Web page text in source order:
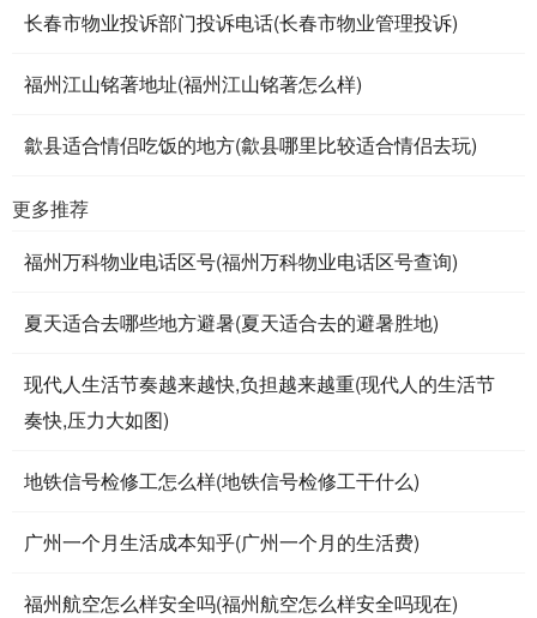
长春市物业投诉部门投诉电话(长春市物业管理投诉)
福州江山铭著地址(福州江山铭著怎么样)
歙县适合情侣吃饭的地方(歙县哪里比较适合情侣去玩)
更多推荐
福州万科物业电话区号(福州万科物业电话区号查询)
夏天适合去哪些地方避暑(夏天适合去的避暑胜地)
现代人生活节奏越来越快,负担越来越重(现代人的生活节
奏快,压力大如图)
地铁信号检修工怎么样(地铁信号检修工干什么)
广州一个月生活成本知乎(广州一个月的生活费)
福州航空怎么样安全吗(福州航空怎么样安全吗现在)